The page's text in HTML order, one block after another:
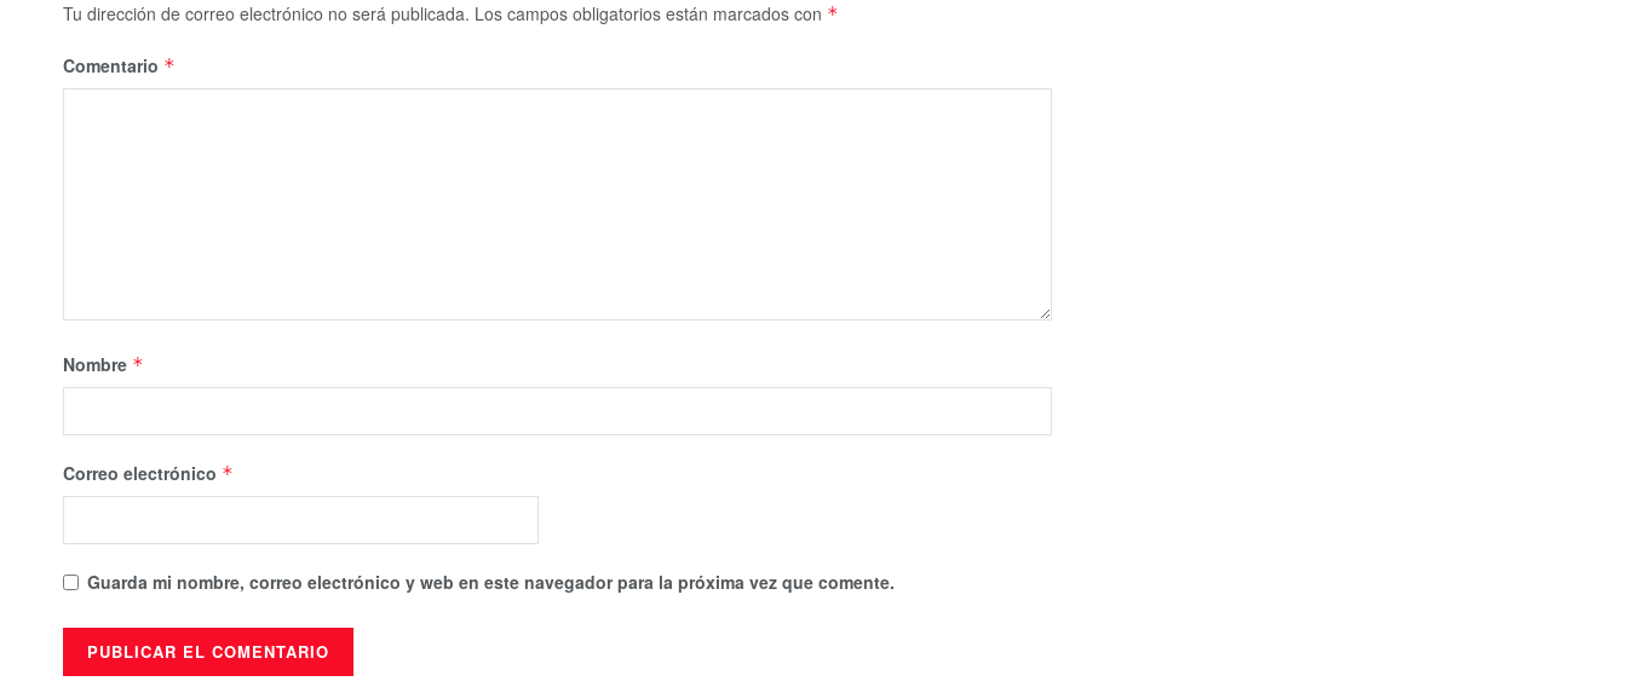
Tu dirección de correo electrónico no será publicada. Los campos obligatorios están marcados con *
Comentario *
Nombre *
Correo electrónico *
Guarda mi nombre, correo electrónico y web en este navegador para la próxima vez que comente.